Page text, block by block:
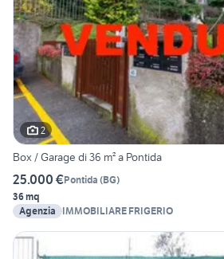
2
Box / Garage di 36 m² a Pontida
25.000 €Pontida (BG)
36 mq
Agenzia
IMMOBILIARE FRIGERIO